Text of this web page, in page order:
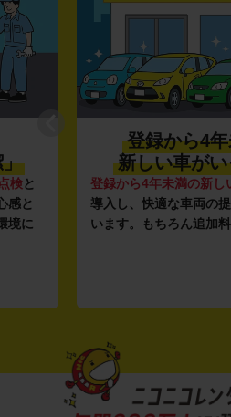
」
検と
感と
境に
登録から4
新しい車が
登録から4年未満の新し
導入し、快適な車両の
います。もちろん追加料